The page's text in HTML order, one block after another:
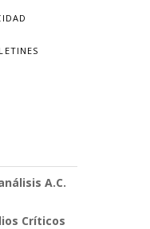
A.C.
Críticos